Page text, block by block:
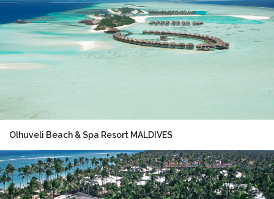
Olhuveli Beach & Spa Resort MALDIVES